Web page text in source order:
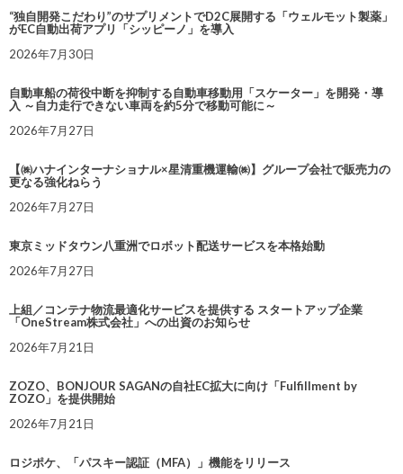
“独自開発こだわり”のサプリメントでD2C展開する「ウェルモット製薬」
がEC自動出荷アプリ「シッピーノ」を導入
2026年7月30日
自動車船の荷役中断を抑制する自動車移動用「スケーター」を開発・導
入 ～自力走行できない車両を約5分で移動可能に～
2026年7月27日
【㈱ハナインターナショナル×星清重機運輸㈱】グループ会社で販売力の
更なる強化ねらう
2026年7月27日
東京ミッドタウン八重洲でロボット配送サービスを本格始動
2026年7月27日
上組／コンテナ物流最適化サービスを提供する スタートアップ企業
「OneStream株式会社」への出資のお知らせ
2026年7月21日
ZOZO、BONJOUR SAGANの自社EC拡大に向け「Fulfillment by
ZOZO」を提供開始
2026年7月21日
ロジポケ、「パスキー認証（MFA）」機能をリリース